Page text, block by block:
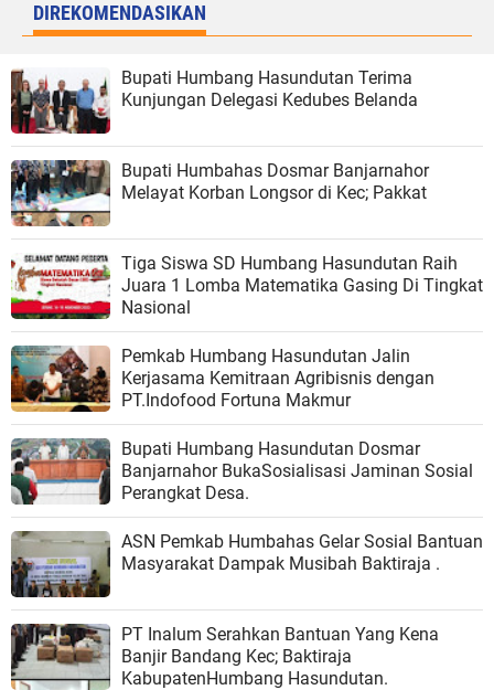
DIREKOMENDASIKAN
Bupati Humbang Hasundutan Terima
Kunjungan Delegasi Kedubes Belanda
Bupati Humbahas Dosmar Banjarnahor
Melayat Korban Longsor di Kec; Pakkat
Tiga Siswa SD Humbang Hasundutan Raih
Juara 1 Lomba Matematika Gasing Di Tingkat
Nasional
Pemkab Humbang Hasundutan Jalin
Kerjasama Kemitraan Agribisnis dengan
PT.Indofood Fortuna Makmur
Bupati Humbang Hasundutan Dosmar
Banjarnahor BukaSosialisasi Jaminan Sosial
Perangkat Desa.
ASN Pemkab Humbahas Gelar Sosial Bantuan
Masyarakat Dampak Musibah Baktiraja .
PT Inalum Serahkan Bantuan Yang Kena
Banjir Bandang Kec; Baktiraja
KabupatenHumbang Hasundutan.